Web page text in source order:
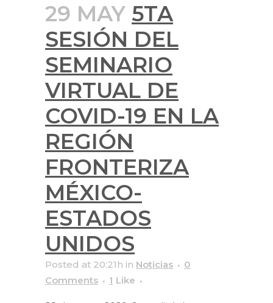
29 MAY 5TA
SESIÓN DEL
SEMINARIO
VIRTUAL DE
COVID-19 EN LA
REGIÓN
FRONTERIZA
MÉXICO-
ESTADOS
UNIDOS
Posted at 20:21h in Noticias
0
Comments
1 Like